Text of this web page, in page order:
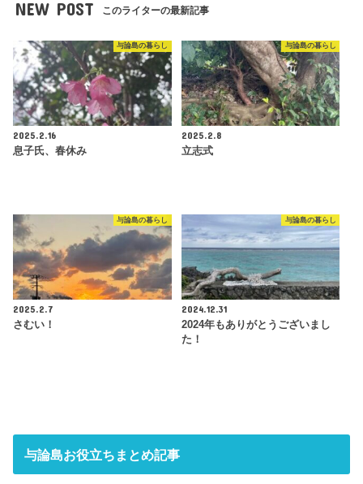
NEW POST このライターの最新記事
与論島の暮らし
2025.2.16
息子氏、春休み
与論島の暮らし
2025.2.8
立志式
与論島の暮らし
2025.2.7
さむい！
与論島の暮らし
2024.12.31
2024年もありがとうございまし
た！
与論島お役立ちまとめ記事